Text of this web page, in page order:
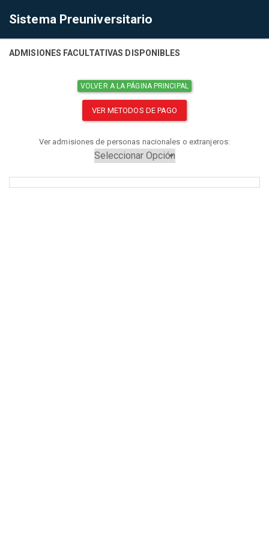
Sistema Preuniversitario
ADMISIONES FACULTATIVAS DISPONIBLES
VOLVER A LA PÁGINA PRINCIPAL
VER METODOS DE PAGO
Ver admisiones de personas nacionales o extranjeros: